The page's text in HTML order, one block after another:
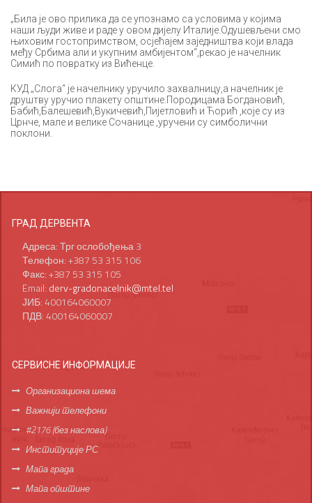
„Била је ово прилика да се упознамо са условима у којима
наши људи живе и раде у овом дијелу Италије.Одушевљени смо
њиховим гостопримством, осјећајем заједништва који влада
међу Србима али и укупним амбијентом“,рекао је начелник
Симић по повратку из Вићенце.
КУД „Слога“ је начелнику уручило захвалницу,а начелник је
друштву уручио плакету општине.Породицама Богдановић,
Бабић,Балешевић,Вукичевић,Пијетловић и Ћорић ,које су из
Црнче, мале и велике Сочанице ,уручени су симболични
поклони.
ГРАД ДЕРВЕНТА
Адреса: Трг ослобођења 3
Телефон: +387 53 315 106
Факс: +387 53 315 105
Email: derv-gradonacelnik@mtel.tel
ЈИБ: 400164060007
ПДВ: 400164060007
СЕРВИСНЕ ИНФОРМАЦИЈЕ
Организациона шема
Важнији телефони
#2176 (без наслова)
Институције РС
Мапа града
Мапа општине